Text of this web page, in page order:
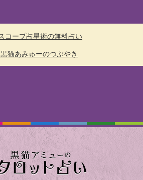
コープ占星術の無料占い
黒猫あみゅーのつぶやき